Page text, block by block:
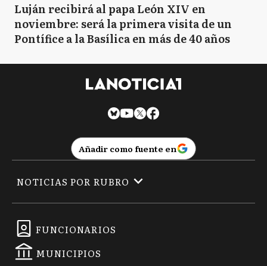
Luján recibirá al papa León XIV en
noviembre: será la primera visita de un
Pontífice a la Basílica en más de 40 años
Añadir como fuente en
FUNCIONARIOS
MUNICIPIOS
NOTICIAS POR RUBRO